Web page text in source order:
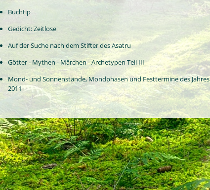
Buchtip
Gedicht: Zeitlose
Auf der Suche nach dem Stifter des Asatru
Götter - Mythen - Märchen - Archetypen Teil III
Mond- und Sonnenstände, Mondphasen und Festtermine des Jahres
2011